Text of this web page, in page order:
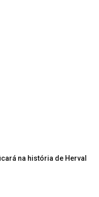
na história de Herval